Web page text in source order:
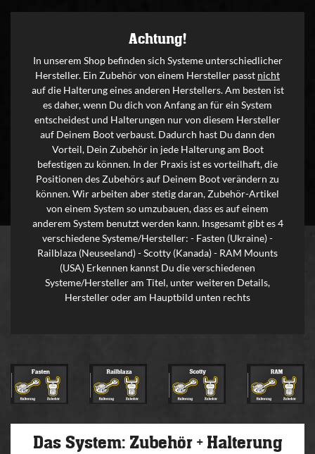
Achtung!
In unserem Shop befinden sich Systeme unterschiedlicher
Hersteller. Ein Zubehör von einem Hersteller passt nicht
auf die Halterung eines anderen Herstellers. Am besten ist
es daher, wenn Du dich von Anfang an für ein System
entscheidest und Halterungen nur von diesem Hersteller
auf Deinem Boot verbaust. Dadurch hast Du dann den
Vorteil, Dein Zubehör in jede Halterung am Boot
befestigen zu können. In der Praxis ist es vorteilhaft, die
Positionen des Zubehörs auf Deinem Boot verändern zu
können. Wir arbeiten aber stetig daran, Zubehör-Artikel
von einem System so umzubauen, dass es auf einem
anderem System benutzt werden kann. Insgesamt gibt es 4
verschiedene Systeme/Hersteller: - Fasten (Ukraine) -
Railblaza (Neuseeland) - Scotty (Kanada) - RAM Mounts
(USA) Erkennen kannst Du die verschiedenen
Systeme/Hersteller am Titel, unter weiteren Details,
Hersteller oder am Hauptbild unten rechts
Das System: Zubehör + Halterung